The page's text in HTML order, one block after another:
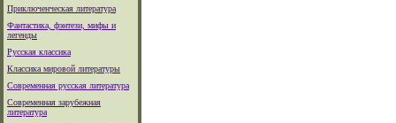
Приключенческая литература
Фантастика, фэнтези, мифы и
легенды
Русская классика
Классика мировой литературы
Современная русская литература
Современная зарубежная
литература